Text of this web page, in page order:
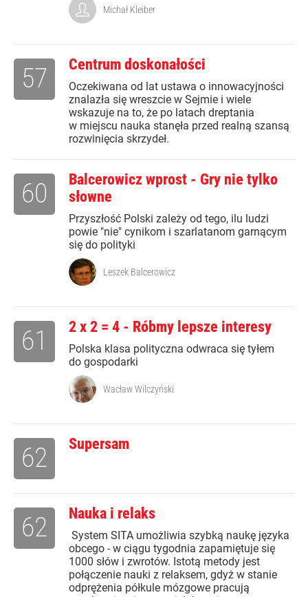
Michał Kleiber
Centrum doskonałości
Oczekiwana od lat ustawa o innowacyjności
znalazła się wreszcie w Sejmie i wiele
wskazuje na to, że po latach dreptania
w miejscu nauka stanęła przed realną szansą
rozwinięcia skrzydeł.
57
Balcerowicz wprost - Gry nie tylko
słowne
Przyszłość Polski zależy od tego, ilu ludzi
powie "nie" cynikom i szarlatanom garnącym
się do polityki
60
Leszek Balcerowicz
2 x 2 = 4 - Róbmy lepsze interesy
Polska klasa polityczna odwraca się tyłem
do gospodarki
61
Wacław Wilczyński
Supersam
62
Nauka i relaks
System SITA umożliwia szybką naukę języka
obcego - w ciągu tygodnia zapamiętuje się
1000 słów i zwrotów. Istotą metody jest
połączenie nauki z relaksem, gdyż w stanie
odprężenia półkule mózgowe pracują
62